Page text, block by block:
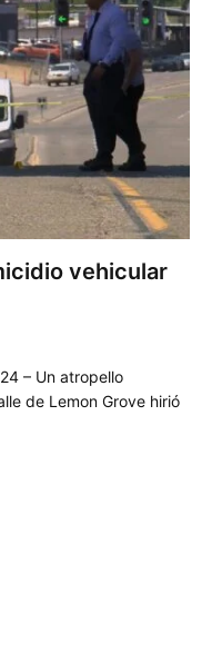
vehicular
– Un atropello
de Lemon Grove hirió